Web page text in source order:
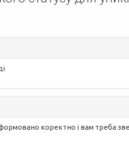
коректно і вам треба